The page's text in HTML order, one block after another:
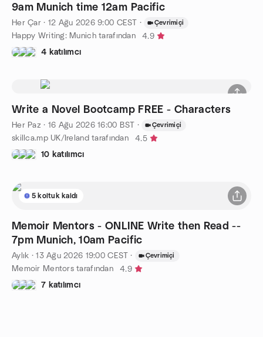
9am Munich time 12am Pacific
Her Çar· 12 Ağu 2026 9:00 CEST · Çevrimiçi
Happy Writing: Munich tarafından
4.9
4 katılımcı
Write a Novel Bootcamp FREE - Characters
Her Paz · 16 Ağu 2026 16:00 BST · Çevrimiçi
skillca.mp UK/Ireland tarafından
4.5
10 katılımcı
5 koltuk kaldı
Memoir Mentors - ONLINE Write then Read --
7pm Munich, 10am Pacific
Aylık ·13 Ağu 2026 19:00 CEST · Çevrimiçi
Memoir Mentors tarafından
4.9
7 katılımcı